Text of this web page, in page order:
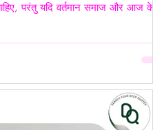
परंतु यदि वर्तमान समाज और आज के
का केंद्र बिंदु पैसा बन चुका है। चाहे वह
हो, शिक्षा हो या स्वास्थ्य हर समस्या का
जोड़कर देखा जाता है। यह स्थिति यूँ ही